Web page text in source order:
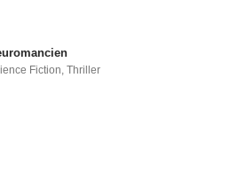
Fiction,Thriller